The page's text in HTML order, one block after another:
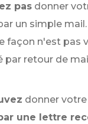
pas donner
un simple
façon n'est pas
par retour de
donner
une lettre